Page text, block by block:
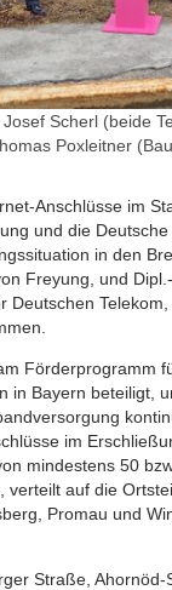
Scherl (beide
Poxleitner
Anschlüsse im
und die
in den
Freyung, und
Deutschen
Förderprogramm
in Bayern beteiligt,
im
mindestens 50
verteilt auf die
Promau und
Straße,